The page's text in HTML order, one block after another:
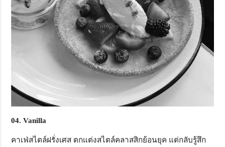
04. Vanilla
คาเฟ่สไตล์ฝรั่งเศส ตกแต่งสไตล์คลาสสิกย้อนยุค แต่กลับรู้สึก